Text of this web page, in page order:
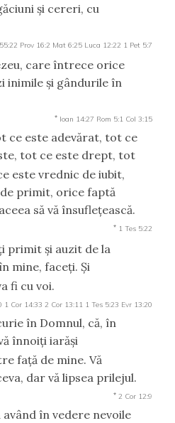
şi cereri, cu
Prov 16:2 Mat 6:25 Luca 12:22 1 Pet 5:7
care întrece orice
inimile şi gândurile în
* Ioan 14:27 Rom 5:1 Col 3:15
ce este adevărat, tot ce
tot ce este drept, tot
este vrednic de iubit,
primit, orice faptă
să vă însufleţească.
* 1 Tes 5:22
primit şi auzit de la
mine, faceţi. Şi
fi cu voi.
1 Cor 14:33 2 Cor 13:11 1 Tes 5:23 Evr 13:20
în Domnul, că, în
înnoiţi iarăşi
faţă de mine. Vă
dar vă lipsea prilejul.
* 2 Cor 12:9
în vedere nevoile